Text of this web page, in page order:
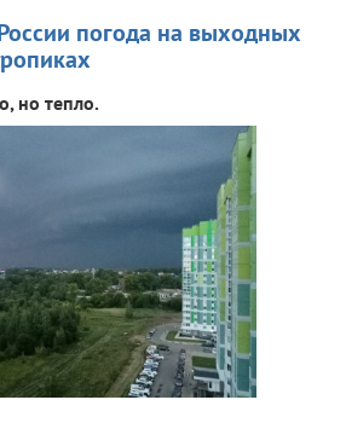
погода на выходных
но тепло.